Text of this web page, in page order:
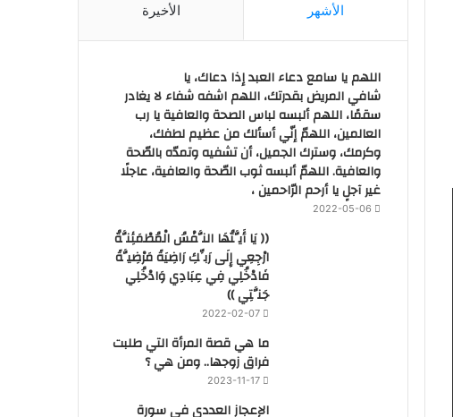
الأشهر الأخيرة
اللهم يا سامع دعاء العبد إذا دعاك، يا
شافي المريض بقدرتك، اللهم اشفه شفاء لا يغادر
سقمًا، اللهم ألبسه لباس الصحة والعافية يا رب
العالمين، اللهمّ إنّي أسألك من عظيم لطفك،
وكرمك، وسترك الجميل، أن تشفيه وتمدّه بالصّحة
والعافية. اللهمّ ألبسه ثوب الصّحة والعافية، عاجلًا
غير آجلٍ يا أرحم الرّاحمين ،
2022-05-06
(( يَا أَيَّتُهَا النَّفْسُ الْمُطْمَئِنَّةُ
ارْجِعِي إِلَى رَبِّكِ رَاضِيَةً مَرْضِيَّةً
فَادْخُلِي فِي عِبَادِي وَادْخُلِي
جَنَّتِي ))
2022-02-07
ما هي قصة المرأة التي طلبت
فراق زوجها.. ومن هي ؟
2023-11-17
‏الإعجاز العددي في سورة